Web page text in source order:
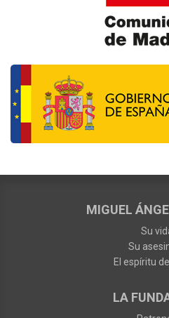
MIGUEL
Su
Su
El espíritu
LA